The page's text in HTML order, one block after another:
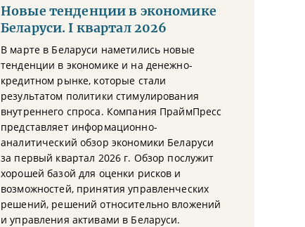
Новые тенденции в экономике
Беларуси. I квартал 2026
В марте в Беларуси наметились новые
тенденции в экономике и на денежно-
кредитном рынке, которые стали
результатом политики стимулирования
внутреннего спроса. Компания ПраймПресс
представляет информационно-
аналитический обзор экономики Беларуси
за первый квартал 2026 г. Обзор послужит
хорошей базой для оценки рисков и
возможностей, принятия управленческих
решений, решений относительно вложений
и управления активами в Беларуси.